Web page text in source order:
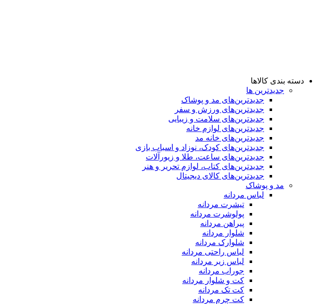
دسته بندی کالاها
جدیدترین ها
جدید‌ترین‌های مد و پوشاک
جدید‌ترین‌های ورزش و سفر
جدید‌ترین‌های سلامت و زیبایی
جدید‌ترین‌های لوازم خانه
جدیدترین‌های خانه مد
جدید‌ترین‌های کودک، نوزاد و اسباب بازی
جدید‌ترین‌های ساعت، طلا و زیورآلات
جدید‌ترین‌های کتاب، لوازم تحریر و هنر
جدید‌ترین‌های کالای دیجیتال
مد و پوشاک
لباس مردانه
تیشرت مردانه
پولوشرت مردانه
پیراهن مردانه
شلوار مردانه
شلوارک مردانه
لباس راحتی مردانه
لباس زیر مردانه
جوراب مردانه
کت و شلوار مردانه
کت تک مردانه
کت چرم مردانه